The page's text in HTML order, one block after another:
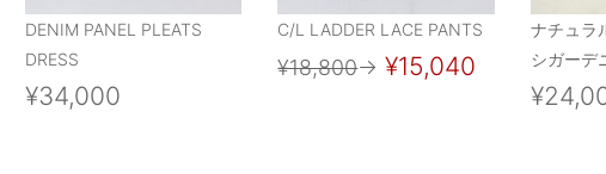
DENIM PANEL PLEATS
DRESS
¥34,000
C/L LADDER LACE PANTS
¥18,800→ ¥15,040
ナチュラ
シガーデ